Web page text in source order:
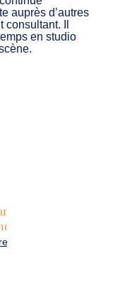
auprès d’autres
Il
en studio
plus